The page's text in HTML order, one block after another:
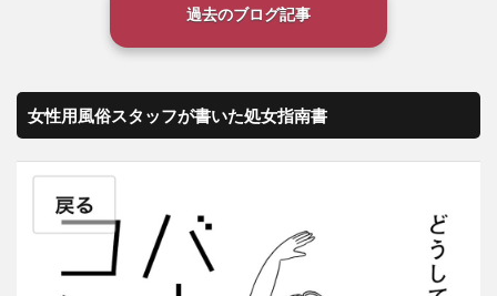
過去のブログ記事
女性用風俗スタッフが書いた処女指南書